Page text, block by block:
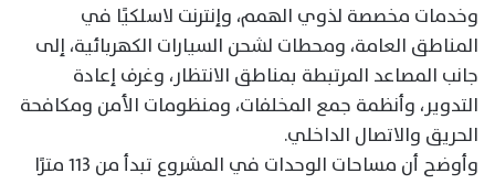
وخدمات مخصصة لذوي الهمم، وإنترنت لاسلكيًا في
المناطق العامة، ومحطات لشحن السيارات الكهربائية، إلى
جانب المصاعد المرتبطة بمناطق الانتظار، وغرف إعادة
التدوير، وأنظمة جمع المخلفات، ومنظومات الأمن ومكافحة
الحريق والاتصال الداخلي.
وأوضح أن مساحات الوحدات في المشروع تبدأ من ١١٣ مترًا